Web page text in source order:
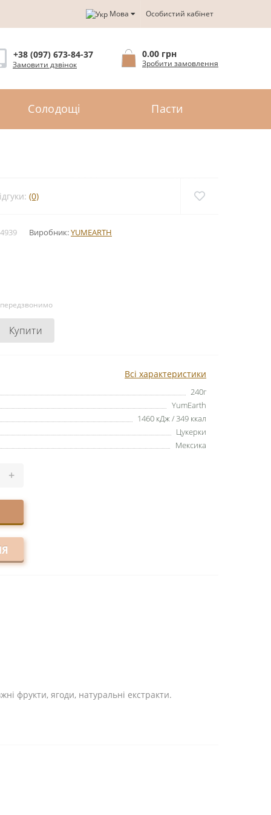
Мова Особистий кабінет
+38 (097) 673-84-37
Замовити дзвінок
0.00 грн
Зробити замовлення
Солодощі Пасти
(0)
4939 Виробник:YUMEARTH
Купити
Всі характеристики
240г
YumEarth
1460 кДж / 349 ккал
Цукерки
Мексика
+
фрукти, ягоди, натуральні екстракти.